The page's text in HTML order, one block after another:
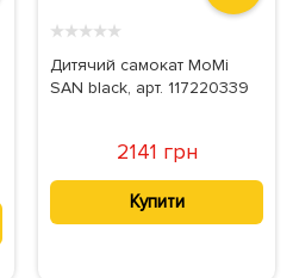
★★★★★
Дитячий самокат MoMi
SAN black, арт. 117220339
2141 грн
Купити